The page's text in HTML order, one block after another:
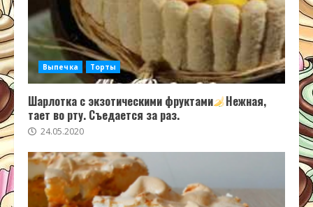
Выпечка Торты
Шарлотка с экзотическими фруктами
Нежная,
тает во рту. Съедается за раз.
24.05.2020